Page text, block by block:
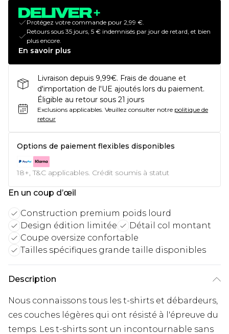
Protégez votre commande pour 2,99 €.
Retours sous 35 jours, 5 € indemnisés par jour de retard, et bien
plus encore.
En savoir plus
Livraison depuis 9,99€. Frais de douane et
d'importation de l'UE ajoutés lors du paiement.
Éligible au retour sous 21 jours
Exclusions applicables. Veuillez consulter notre politique de
retour
Options de paiement flexibles disponibles
18+, T&C applicables. Crédit soumis à statut
En un coup d’œil
Construction premium poids lourd
Design édition limitée
Détail col montant
Coupe oversize confortable
Tailles spécifiques grande taille disponibles
Description
Nous connaissons tous les t-shirts et débardeurs,
ces couches légères qui ont résisté à l'épreuve du
temps. Les t-shirts sont un incontournable sans